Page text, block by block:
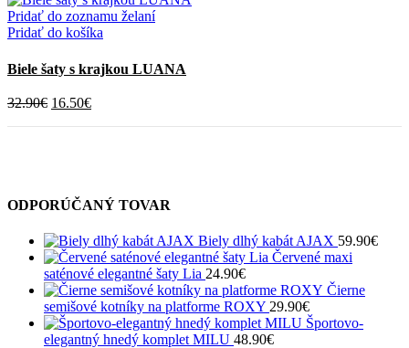
Pridať do zoznamu želaní
Pridať do košíka
Biele šaty s krajkou LUANA
32.90€ Pôvodná
16.50€Aktuálna
ODPORÚČANÝ TOVAR
Biely dlhý kabát AJAX 59.90€
Červené maxi
saténové elegantné šaty Lia 24.90€
Čierne
semišové kotníky na platforme ROXY 29.90€
Športovo-
elegantný hnedý komplet MILU 48.90€